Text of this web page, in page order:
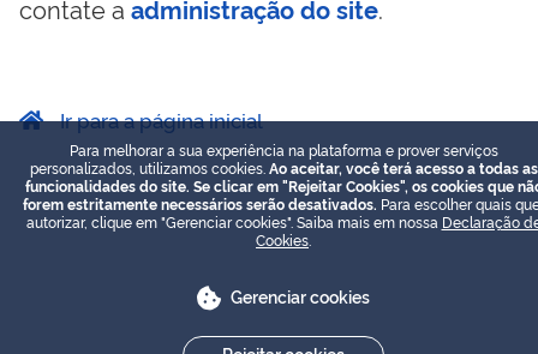
contate a administração do site.
Ir para a página inicial
Para melhorar a sua experiência na plataforma e prover serviços
personalizados, utilizamos cookies. Ao aceitar, você terá acesso a todas as
funcionalidades do site. Se clicar em "Rejeitar Cookies", os cookies que
forem estritamente necessários serão desativados. Para escolher quais
autorizar, clique em "Gerenciar cookies". Saiba mais em nossa Declaração
Cookies
Gerenciar cookies